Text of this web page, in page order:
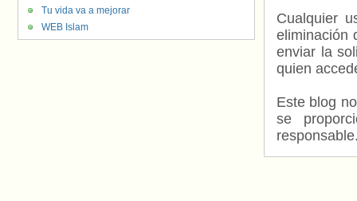
Cualquier
eliminación
enviar la
quien
Este blog
se
Tu vida va a mejorar
WEB Islam